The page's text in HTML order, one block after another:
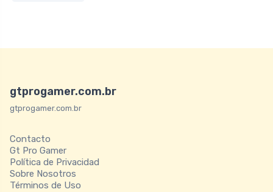
gtprogamer.com.br
gtprogamer.com.br
Contacto
Gt Pro Gamer
Política de Privacidad
Sobre Nosotros
Términos de Uso